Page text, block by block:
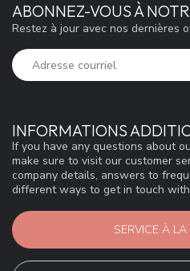
INFORMATIONS
If you have any questions about
make sure to visit our customer
company details, answers to
different ways to get in touch
SERVICE À LA
ABONNEZ-VOUS À
Restez à jour avec nos dernières